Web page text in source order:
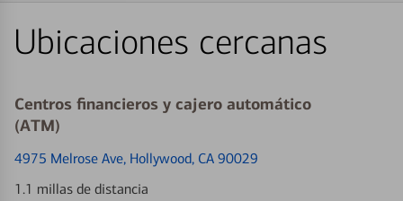
Ubicaciones cercanas
Centros financieros y cajero automático
(ATM)
4975 Melrose Ave, Hollywood, CA 90029
1.1 millas de distancia